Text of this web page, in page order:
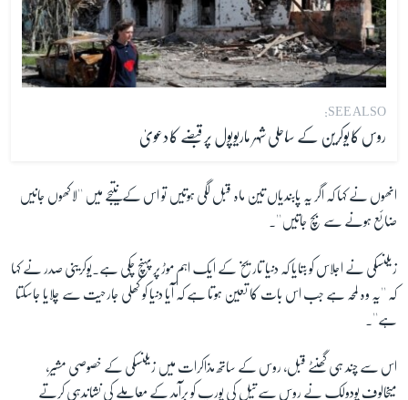
SEE ALSO:
روس کا یوکرین کے ساحلی شہر ماریوپول پر قبضے کا دعویٰ
انھوں نے کہا کہ اگر یہ پابندیاں تین ماہ قبل لگی ہوتیں تو اس کےنتیجے میں ''لاکھوں جانیں
ضائع ہونے سے بچ جاتیں''۔
زیلنسکی نے اجلاس کو بتایا کہ دنیا تاریخ کے ایک اہم موڑ پر پہنچ چکی ہے۔یوکرینی صدر نے کہا
کہ ''یہ وہ لمحہ ہے جب اس بات کا تعین ہوتا ہے کہ آیا دنیا کو کھلی جارحیت سے چلایا جاسکتا
ہے''۔
اس سے چند ہی گھنٹے قبل، روس کے ساتھ مذاکرات میں زیلنسکی کے خصوصی مشیر،
میخالوف پودولک نے روس سے تیل کی یورپ کو برآمد کے معاملے کی نشاندہی کرتے